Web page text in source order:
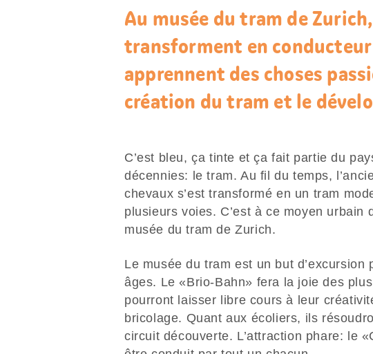
Au musée du tram de
transforment en
apprennent des choses
création du tram et le
C’est bleu, ça tinte et ça fait partie du
décennies: le tram. Au fil du temps,
chevaux s’est transformé en un tram
plusieurs voies. C’est à ce moyen urbain
musée du tram de Zurich.
Le musée du tram est un but
âges. Le «Brio-Bahn» fera la joie des
pourront laisser libre cours à leur
bricolage. Quant aux écoliers, ils
circuit découverte. L’attraction phare: le